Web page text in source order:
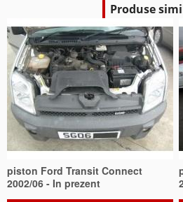
Produse
piston Ford Transit Connect
2002/06 - In prezent